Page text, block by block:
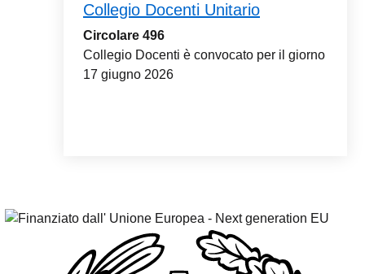
Collegio Docenti Unitario
Circolare 496
Collegio Docenti è convocato per il giorno
17 giugno 2026